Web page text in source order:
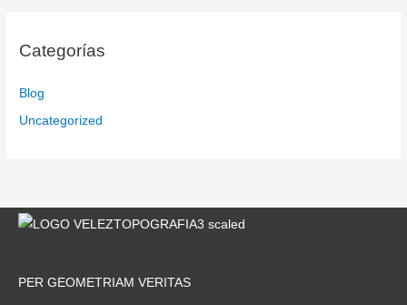
Categorías
Blog
Uncategorized
PER GEOMETRIAM VERITAS